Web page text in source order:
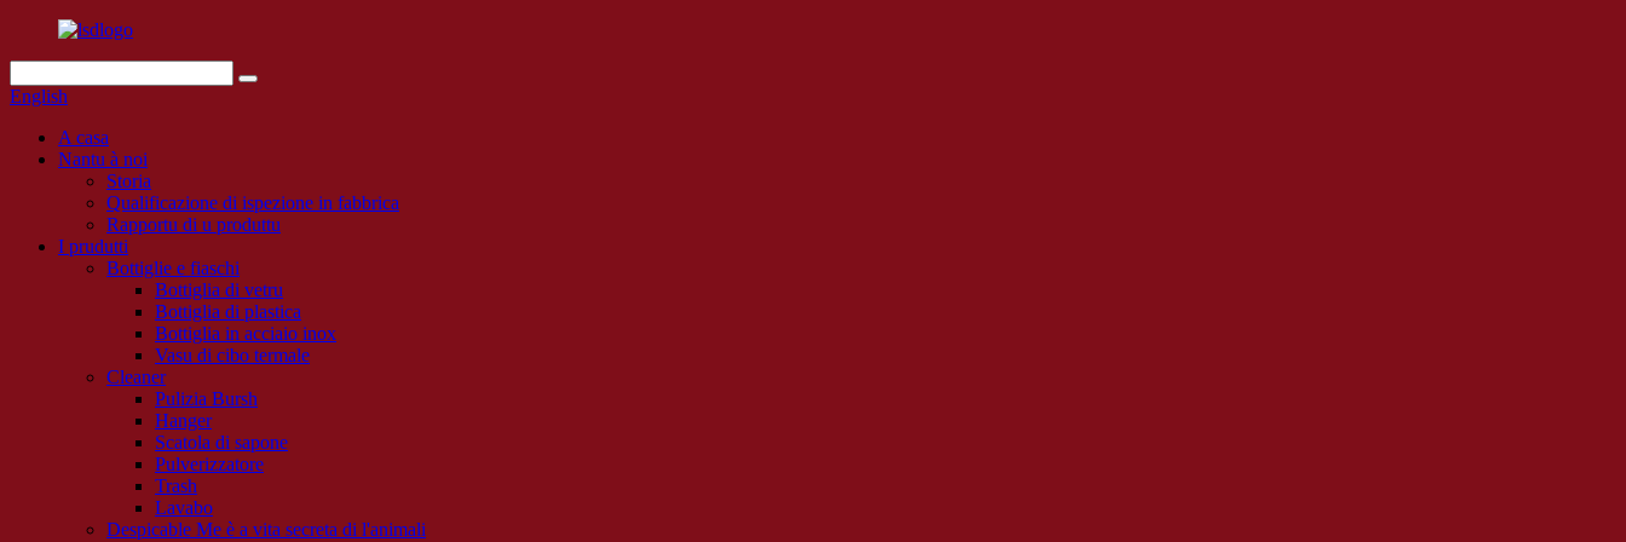
English
A casa
Nantu à noi
Storia
Qualificazione di ispezione in fabbrica
Rapportu di u produttu
I prudutti
Bottiglie e fiaschi
Bottiglia di vetru
Bottiglia di plastica
Bottiglia in acciaio inox
Vasu di cibo termale
Cleaner
Pulizia Bursh
Hanger
Scatola di sapone
Pulverizzatore
Trash
Lavabo
Despicable Me è a vita secreta di l'animali